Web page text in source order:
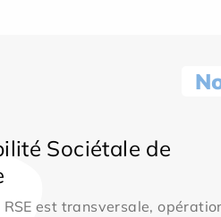
Sociétale de
est transversale,